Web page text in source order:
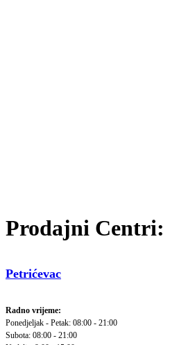
Prodajni Centri:
Petrićevac
Radno vrijeme:
Ponedjeljak - Petak: 08:00 - 21:00
Subota: 08:00 - 21:00